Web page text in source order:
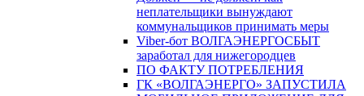
неплательщики вынуждают
коммунальщиков принимать меры
Viber-бот ВОЛГАЭНЕРГОСБЫТ
заработал для нижегородцев
ПО ФАКТУ ПОТРЕБЛЕНИЯ
ГК «ВОЛГАЭНЕРГО» ЗАПУСТИЛА